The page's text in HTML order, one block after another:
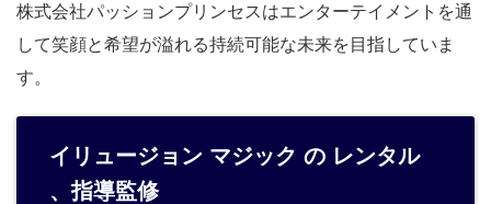
株式会社パッションプリンセスはエンターテイメントを通
して笑顔と希望が溢れる持続可能な未来を目指していま
す。
イリュージョン マジック の レンタル
、指導監修